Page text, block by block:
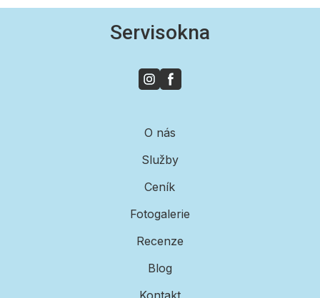
Servisokna
O nás
Služby
Ceník
Fotogalerie
Recenze
Blog